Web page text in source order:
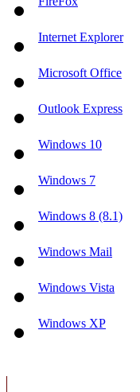
Internet Explorer
Microsoft Office
Outlook Express
Windows 10
Windows 7
Windows 8 (8.1)
Windows Mail
Windows Vista
Windows XP